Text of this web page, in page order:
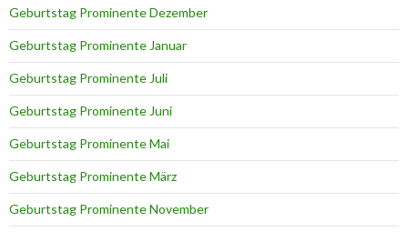
Geburtstag Prominente Dezember
Geburtstag Prominente Januar
Geburtstag Prominente Juli
Geburtstag Prominente Juni
Geburtstag Prominente Mai
Geburtstag Prominente März
Geburtstag Prominente November